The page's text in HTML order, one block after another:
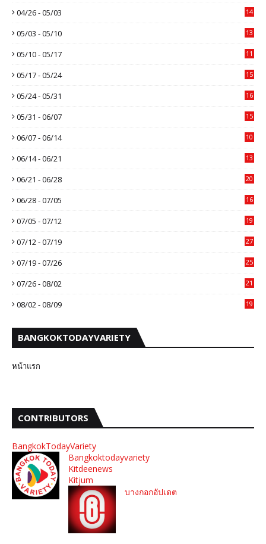
04/26 - 05/03 14
05/03 - 05/10 13
05/10 - 05/17 11
05/17 - 05/24 15
05/24 - 05/31 16
05/31 - 06/07 15
06/07 - 06/14 10
06/14 - 06/21 13
06/21 - 06/28 20
06/28 - 07/05 16
07/05 - 07/12 19
07/12 - 07/19 27
07/19 - 07/26 25
07/26 - 08/02 21
08/02 - 08/09 19
BANGKOKTODAYVARIETY
หน้าแรก
CONTRIBUTORS
BangkokTodayVariety
Bangkoktodayvariety
Kitdeenews
Kitjum
บางกอกอัปเดต